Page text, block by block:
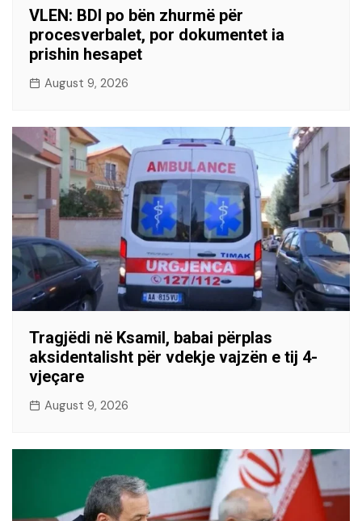
VLEN: BDI po bën zhurmë për
procesverbalet, por dokumentet ia
prishin hesapet
August 9, 2026
Tragjëdi në Ksamil, babai përplas
aksidentalisht për vdekje vajzën e tij 4-
vjeçare
August 9, 2026